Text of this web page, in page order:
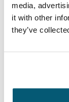
media,
it with other
they’ve
Ainda que até
nossos
importante
é garantir o